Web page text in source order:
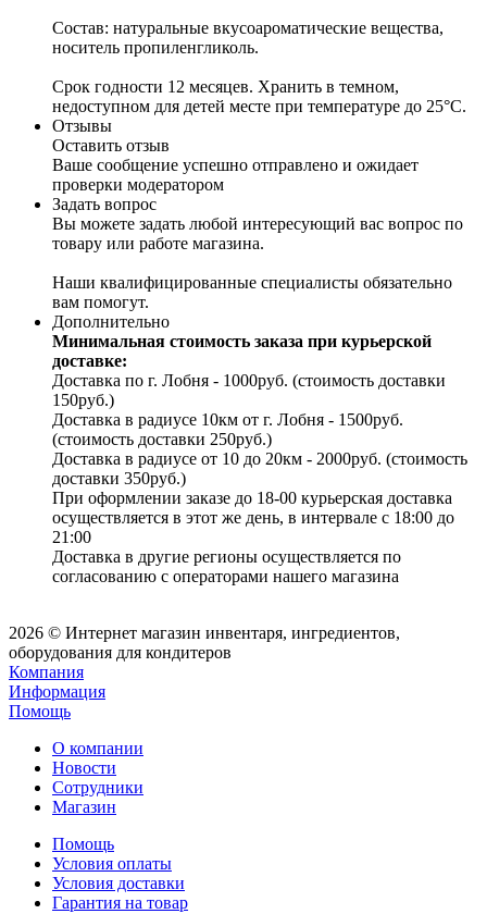
Состав: натуральные вкусоароматические вещества,
носитель пропиленгликоль.
Срок годности 12 месяцев. Хранить в темном,
недоступном для детей месте при температуре до 25°C.
Отзывы
Оставить отзыв
Ваше сообщение успешно отправлено и ожидает
проверки модератором
Задать вопрос
Вы можете задать любой интересующий вас вопрос по
товару или работе магазина.
Наши квалифицированные специалисты обязательно
вам помогут.
Дополнительно
Минимальная стоимость заказа при курьерской
доставке:
Доставка по г. Лобня - 1000руб. (стоимость доставки
150руб.)
Доставка в радиусе 10км от г. Лобня - 1500руб.
(стоимость доставки 250руб.)
Доставка в радиусе от 10 до 20км - 2000руб. (стоимость
доставки 350руб.)
При оформлении заказе до 18-00 курьерская доставка
осуществляется в этот же день, в интервале с 18:00 до
21:00
Доставка в другие регионы осуществляется по
согласованию с операторами нашего магазина
2026 © Интернет магазин инвентаря, ингредиентов,
оборудования для кондитеров
Компания
Информация
Помощь
О компании
Новости
Сотрудники
Магазин
Помощь
Условия оплаты
Условия доставки
Гарантия на товар